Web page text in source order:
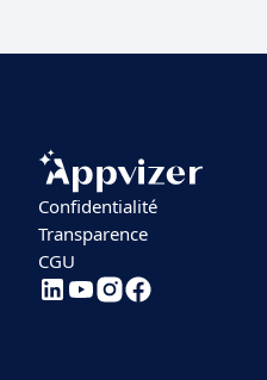
Confidentialité
Transparence
CGU